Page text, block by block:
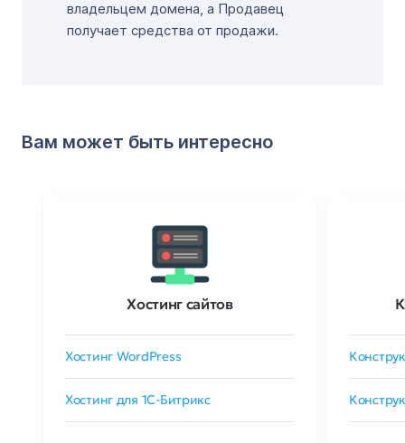
владельцем домена, а Продавец
получает средства от продажи.
Вам может быть интересно
Хостинг сайтов
Хостинг WordPress
Хостинг для 1C-Битрикс